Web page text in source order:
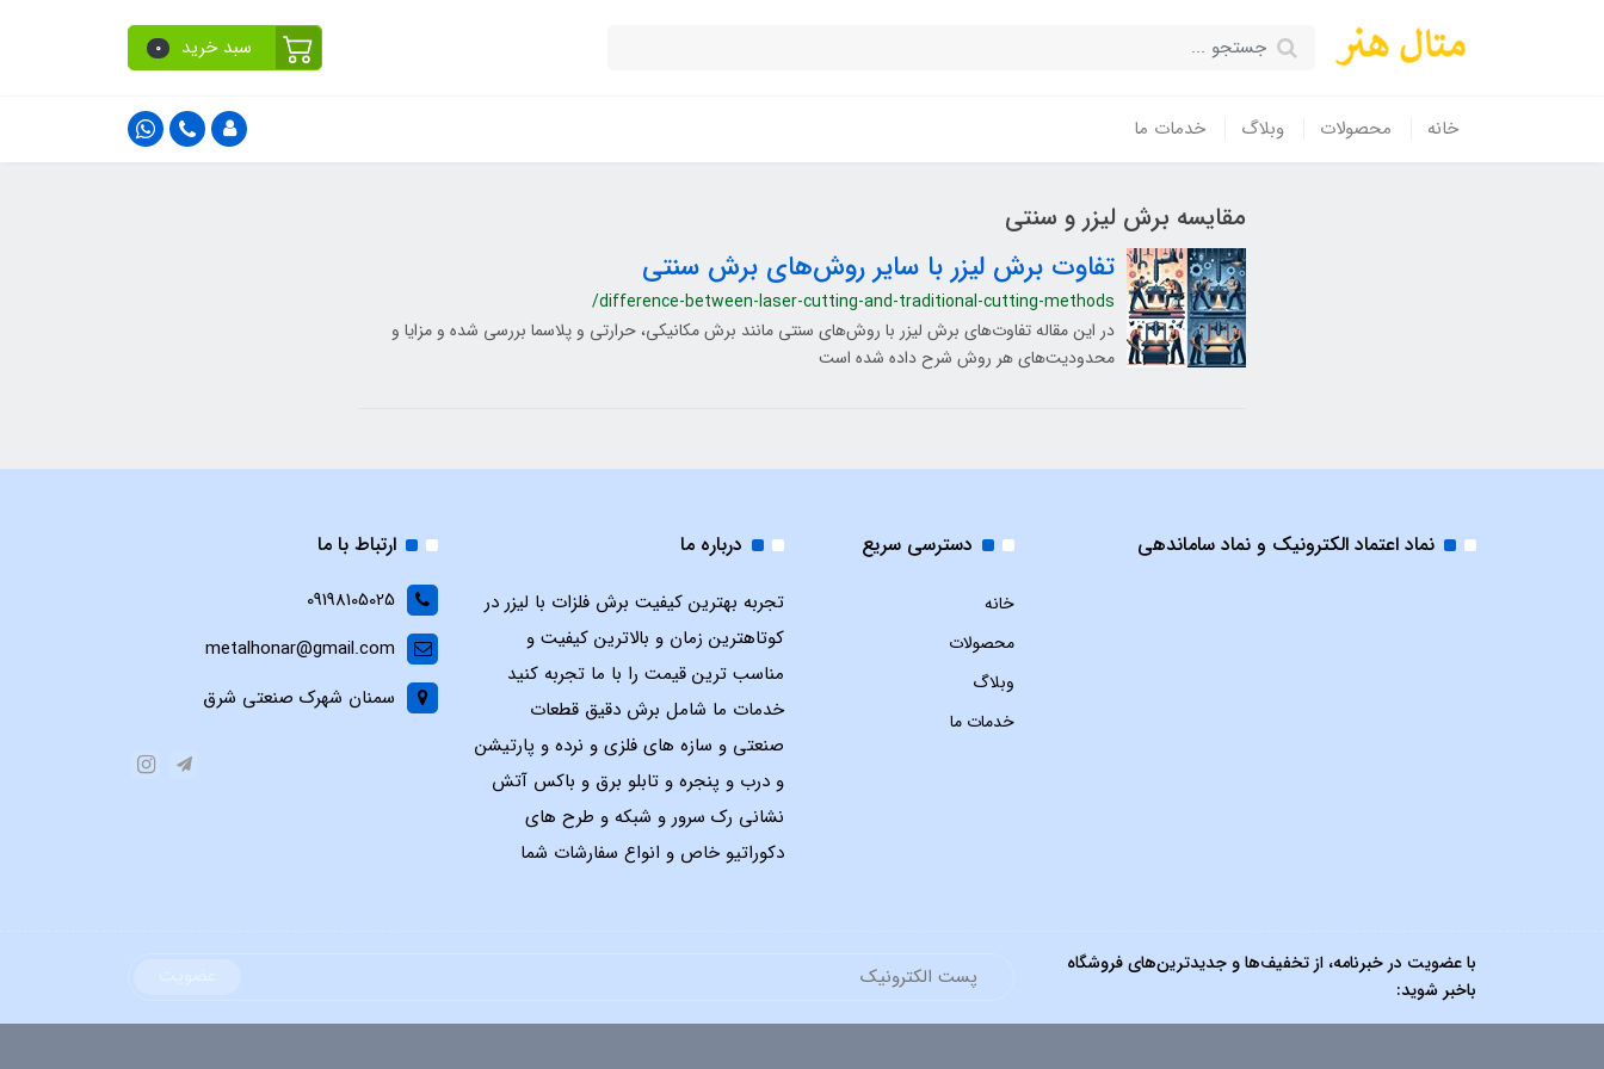
سبد خرید 0
خانه محصولات وبلاگ خدمات ما
مقایسه برش لیزر و سنتی
تفاوت برش لیزر با سایر روش‌های برش سنتی
/difference-between-laser-cutting-and-traditional-cutting-methods
در این مقاله تفاوت‌های برش لیزر با روش‌های سنتی مانند برش مکانیکی، حرارتی و پلاسما بررسی شده و مزایا و
محدودیت‌های هر روش شرح داده شده است
نماد اعتماد الکترونیک و نماد ساماندهی دسترسی سریع
خانه
محصولات
وبلاگ
خدمات ما
درباره ما
تجربه بهترین کیفیت برش فلزات با لیزر در
کوتاهترین زمان و بالاترین کیفیت و
مناسب ترین قیمت را با ما تجربه کنید
خدمات ما شامل برش دقیق قطعات
صنعتی و سازه های فلزی و نرده و پارتیشن
و درب و پنجره و تابلو برق و باکس آتش
نشانی رک سرور و شبکه و طرح های
دکوراتیو خاص و انواع سفارشات شما
ارتباط با ما
09198105025
metalhonar@gmail.com
سمنان شهرک صنعتی شرق
با عضویت در خبرنامه، از تخفیف‌ها و جدیدترین‌های فروشگاه
باخبر شوید: